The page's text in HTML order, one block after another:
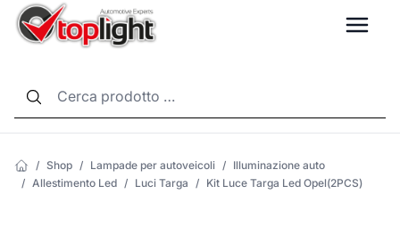
/ Shop / Lampade per autoveicoli / Illuminazione auto
/ Allestimento Led / Luci Targa / Kit Luce Targa Led Opel(2PCS)